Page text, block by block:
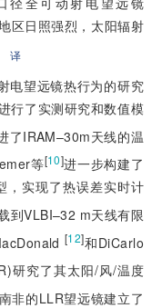
区日照强烈，太阳辐射
译
电望远镜热行为的研究
行了实测研究和数值模
了IRAM–30m天线的温
等[10]进一步构建了
，实现了热误差实时计
到VLBI–32 m天线有限
[12]和DiCarlo
研究了其太阳/风/温度
非的LLR望远镜建立了